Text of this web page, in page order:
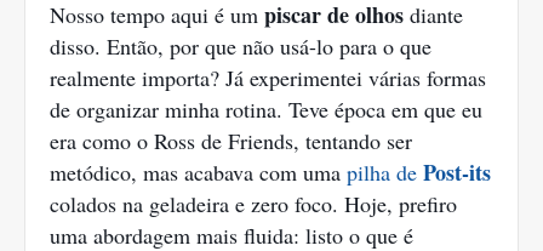
Nosso tempo aqui é um piscar de olhos diante
disso. Então, por que não usá-lo para o que
realmente importa? Já experimentei várias formas
de organizar minha rotina. Teve época em que eu
era como o Ross de Friends, tentando ser
metódico, mas acabava com uma pilha de Post-its
colados na geladeira e zero foco. Hoje, prefiro
uma abordagem mais fluida: listo o que é